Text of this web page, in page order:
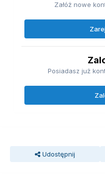
Załóż nowe
Posiadasz już
Udostępnij